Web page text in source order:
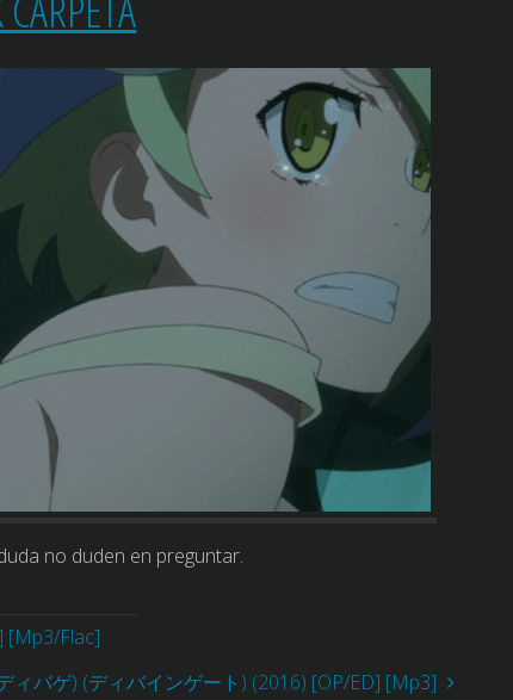
no duden en preguntar.
[Mp3/Flac]
ィバゲ) (ディバインゲート) (2016) [OP/ED] [Mp3]